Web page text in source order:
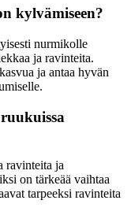
kylvämiseen?
nurmikolle
ja ravinteita.
ja antaa hyvän
ravinteita ja
on tärkeää vaihtaa
tarpeeksi ravinteita